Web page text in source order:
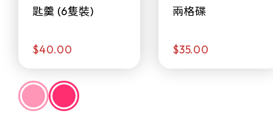
匙羹 (6隻裝)
$40.00
兩格碟
$35.00